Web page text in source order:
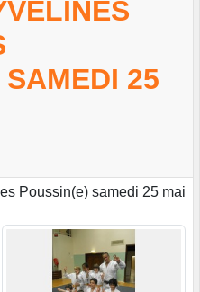
25
Poussin(e) samedi 25 mai